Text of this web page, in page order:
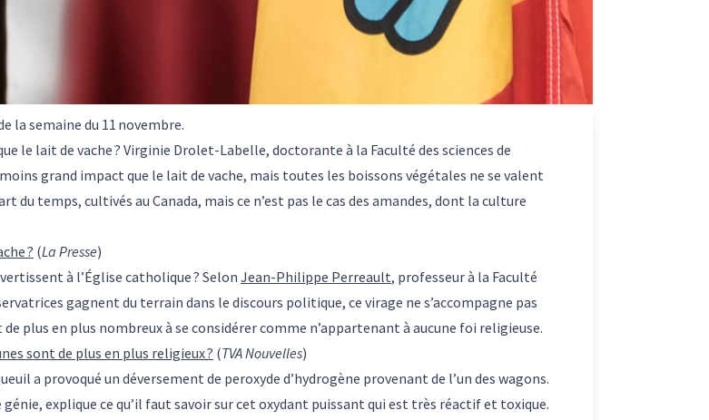
la semaine du 11 novembre.
le lait de vache ? Virginie Drolet-Labelle, doctorante à la Faculté des sciences de
grand impact que le lait de vache, mais toutes les boissons végétales ne se valent
du temps, cultivés au Canada, mais ce n’est pas le cas des amandes, dont la culture
? (La Presse)
à l’Église catholique ? Selon Jean-Philippe Perreault, professeur à la Faculté
gagnent du terrain dans le discours politique, ce virage ne s’accompagne pas
plus en plus nombreux à se considérer comme n’appartenant à aucune foi religieuse.
sont de plus en plus religieux ? (TVA Nouvelles)
a provoqué un déversement de peroxyde d’hydrogène provenant de l’un des wagons.
génie, explique ce qu’il faut savoir sur cet oxydant puissant qui est très réactif et toxique.